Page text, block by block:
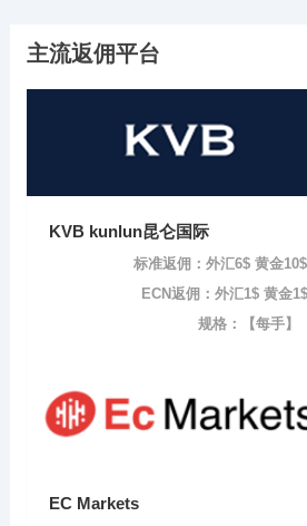
主流返佣平台
KVB kunlun昆仑国际
标准返佣：外汇6$ 黄金
ECN返佣：外汇1$ 黄金
规格：【每手】
EC Markets